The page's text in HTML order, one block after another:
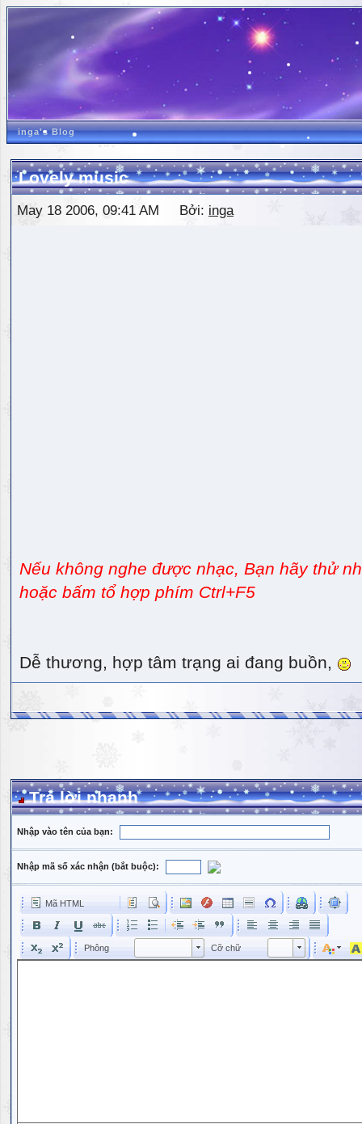
inga's Blog
Lovely music
May 18 2006, 09:41 AM Bởi: inga
Nếu không nghe được nhạc, Bạn hãy thử
hoặc bấm tổ hợp phím Ctrl+F5
Dễ thương, hợp tâm trạng ai đang buồn,
Trả lời nhanh
Nhập vào tên của bạn:
Nhập mã số xác nhận (bắt buộc):
Mã HTML
Phông Phông Cỡ chữ Kích cỡ phông